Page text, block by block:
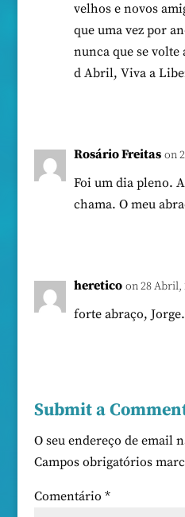
velhos e novos
que uma vez por
nunca que se volte
d Abril, Viva a
Rosário Freitas on
Foi um dia pleno.
chama. O meu
heretico on 28 Abril,
forte abraço, Jorge.
Submit a
O seu endereço de email
Campos obrigatórios
Comentário *